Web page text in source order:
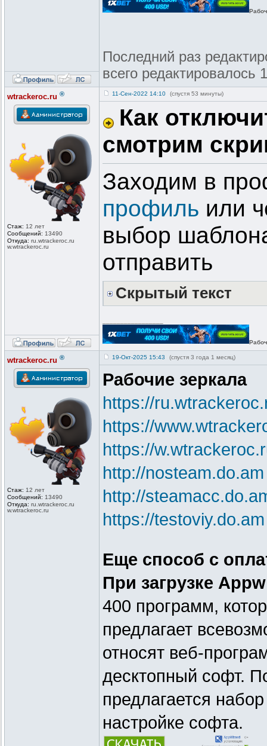
Последний раз
всего редактировалось
wtrackeroc.ru ®
Стаж: 12 лет
Сообщений: 13490
Откуда: ru.wtrackeroc.ru
w.wtrackeroc .ru
11-Сен-2022 14:10 (спустя 53 минуты)
Как
смотрим
Заходим в
профиль или
выбор
отправить
Скрытый текст
wtrackeroc.ru ®
Стаж: 12 лет
Сообщений: 13490
Откуда: ru.wtrackeroc.ru
w.wtrackeroc .ru
19-Окт-2025 15:43 (спустя 3 года 1 месяц)
Рабочие зеркала
https://
https://
https://
http://nosteam.do.am
http://
https://testoviy.do.am
Еще способ с
При загрузке
400 программ,
предлагает
относят веб-
десктопный софт.
предлагается
настройке софта.